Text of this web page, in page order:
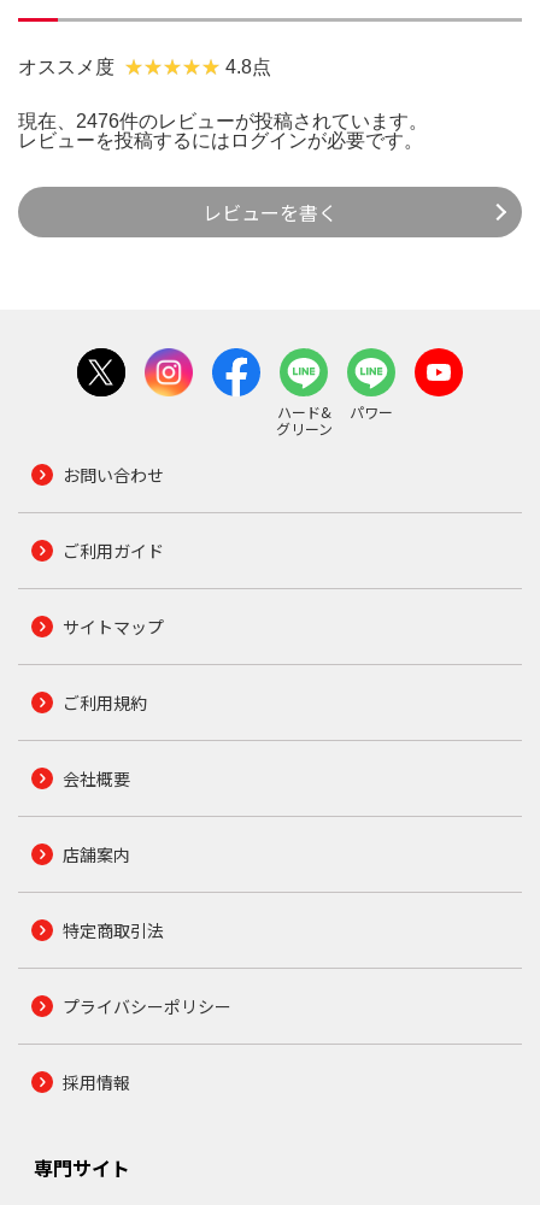
オススメ度 4.8点
現在、2476件のレビューが投稿されています。
レビューを投稿するには ログインが必要です。
レビューを書く
ハード&
グリーン
パワー
お問い合わせ
ご利用ガイド
サイトマップ
ご利用規約
会社概要
店舗案内
特定商取引法
プライバシーポリシー
採用情報
専門サイト